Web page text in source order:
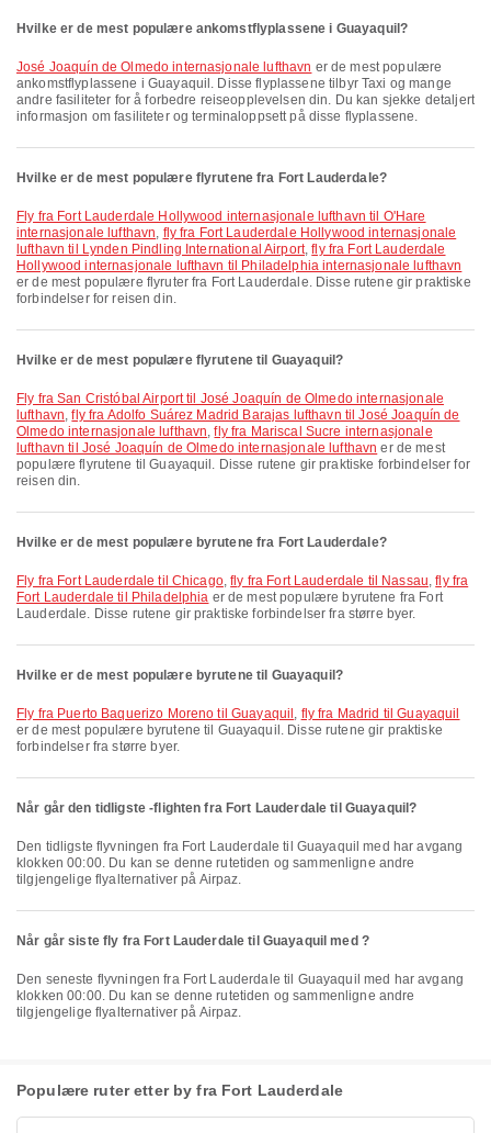
Hvilke er de mest populære ankomstflyplassene i Guayaquil?
José Joaquín de Olmedo internasjonale lufthavn er de mest populære
ankomstflyplassene i Guayaquil. Disse flyplassene tilbyr Taxi og mange
andre fasiliteter for å forbedre reiseopplevelsen din. Du kan sjekke detaljert
informasjon om fasiliteter og terminaloppsett på disse flyplassene.
Hvilke er de mest populære flyrutene fra Fort Lauderdale?
fly fra Fort Lauderdale Hollywood internasjonale lufthavn til O'Hare
internasjonale lufthavn, fly fra Fort Lauderdale Hollywood internasjonale
lufthavn til Lynden Pindling International Airport,fly fra Fort Lauderdale
Hollywood internasjonale lufthavn til Philadelphia internasjonale lufthavn
er de mest populære flyruter fra Fort Lauderdale. Disse rutene gir praktiske
forbindelser for reisen din.
Hvilke er de mest populære flyrutene til Guayaquil?
fly fra San Cristóbal Airport til José Joaquín de Olmedo internasjonale
lufthavn,fly fra Adolfo Suárez Madrid Barajas lufthavn til José Joaquín de
Olmedo internasjonale lufthavn,fly fra Mariscal Sucre internasjonale
lufthavn til José Joaquín de Olmedo internasjonale lufthavn er de mest
populære flyrutene til Guayaquil. Disse rutene gir praktiske forbindelser for
reisen din.
Hvilke er de mest populære byrutene fra Fort Lauderdale?
fly fra Fort Lauderdale til Chicago,fly fra Fort Lauderdale til Nassau,fly fra
Fort Lauderdale til Philadelphia er de mest populære byrutene fra Fort
Lauderdale. Disse rutene gir praktiske forbindelser fra større byer.
Hvilke er de mest populære byrutene til Guayaquil?
fly fra Puerto Baquerizo Moreno til Guayaquil , fly fra Madrid til Guayaquil
er de mest populære byrutene til Guayaquil. Disse rutene gir praktiske
forbindelser fra større byer.
Når går den tidligste -flighten fra Fort Lauderdale til Guayaquil?
Den tidligste flyvningen fra Fort Lauderdale til Guayaquil med har avgang
klokken 00:00. Du kan se denne rutetiden og sammenligne andre
tilgjengelige flyalternativer på Airpaz.
Når går siste fly fra Fort Lauderdale til Guayaquil med ?
Den seneste flyvningen fra Fort Lauderdale til Guayaquil med har avgang
klokken 00:00. Du kan se denne rutetiden og sammenligne andre
tilgjengelige flyalternativer på Airpaz.
Populære ruter etter by fra Fort Lauderdale